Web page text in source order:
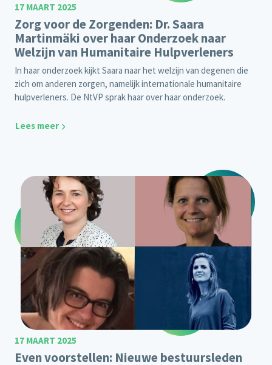
17 MAART 2025
Zorg voor de Zorgenden: Dr. Saara
Martinmäki over haar Onderzoek naar
Welzijn van Humanitaire Hulpverleners
In haar onderzoek kijkt Saara naar het welzijn van degenen die
zich om anderen zorgen, namelijk internationale humanitaire
hulpverleners. De NtVP sprak haar over haar onderzoek.
Lees meer
17 MAART 2025
Even voorstellen: Nieuwe bestuursleden